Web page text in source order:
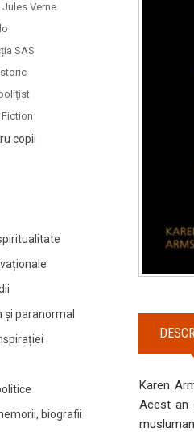
Karen
Acest an
Verne
SAS
copii
și paranormal
biografii